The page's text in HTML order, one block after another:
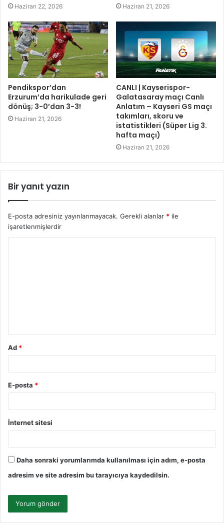
Haziran 22, 2026 Haziran 21, 2026
Pendikspor’dan
Erzurum’da harikulade geri
dönüş; 3-0’dan 3-3!
Haziran 21, 2026
CANLI | Kayserispor-
Galatasaray maçı Canlı
Anlatım – Kayseri GS maçı
takımları, skoru ve
istatistikleri (Süper Lig 3.
hafta maçı)
Haziran 21, 2026
Bir yanıt yazın
E-posta adresiniz yayınlanmayacak. Gerekli alanlar * ile
işaretlenmişlerdir
Ad *
E-posta *
İnternet sitesi
Daha sonraki yorumlarımda kullanılması için adım, e-posta
adresim ve site adresim bu tarayıcıya kaydedilsin.